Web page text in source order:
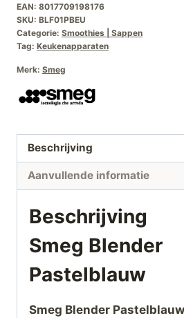
EAN: 8017709198176
SKU: BLF01PBEU
Categorie: Smoothies | Sappen
Tag: Keukenapparaten
Merk: Smeg
Beschrijving
Aanvullende informatie
Beschrijving
Smeg Blender
Pastelblauw
Smeg Blender Pastelblauw